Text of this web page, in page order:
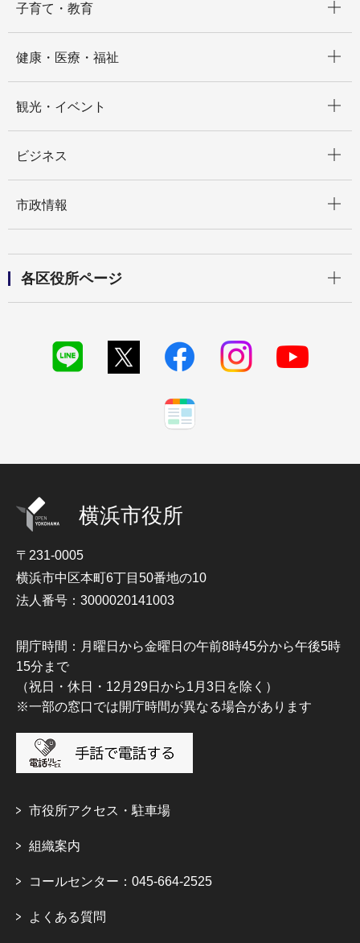
子育て・教育
健康・医療・福祉
観光・イベント
ビジネス
市政情報
各区役所ページ
横浜市役所
〒231-0005
横浜市中区本町6丁目50番地の10
法人番号：3000020141003
開庁時間：月曜日から金曜日の午前8時45分から午後5時
15分まで
（祝日・休日・12月29日から1月3日を除く）
※一部の窓口では開庁時間が異なる場合があります
市役所アクセス・駐車場
組織案内
コールセンター：045-664-2525
よくある質問